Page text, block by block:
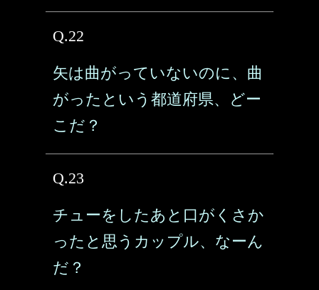
Q.22
矢は曲がっていないのに、曲
がったという都道府県、どー
こだ？
Q.23
チューをしたあと口がくさか
ったと思うカップル、なーん
だ？